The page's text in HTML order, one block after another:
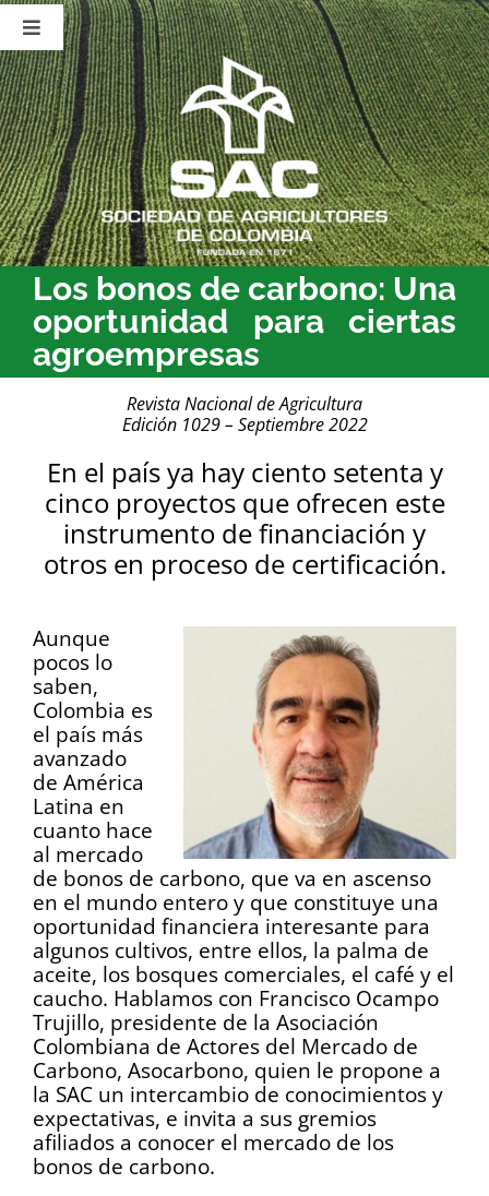
Saltar
contenido
Toggle
Navigation
Nosotros
Publicaciones
Sala de Prensa
Eventos
Los bonos de carbono: Una
oportunidad para ciertas
agroempresas
Revista Nacional de Agricultura
Edición 1029 – Septiembre 2022
En el país ya hay ciento setenta y
cinco proyectos que ofrecen este
instrumento de financiación y
otros en proceso de certificación.
Aunque
pocos lo
saben,
Colombia es
el país más
avanzado
de América
Latina en
cuanto hace
al mercado
de bonos de carbono, que va en ascenso
en el mundo entero y que constituye una
oportunidad financiera interesante para
algunos cultivos, entre ellos, la palma de
aceite, los bosques comerciales, el café y el
caucho. Hablamos con Francisco Ocampo
Trujillo, presidente de la Asociación
Colombiana de Actores del Mercado de
Carbono, Asocarbono, quien le propone a
la SAC un intercambio de conocimientos y
expectativas, e invita a sus gremios
afiliados a conocer el mercado de los
bonos de carbono.